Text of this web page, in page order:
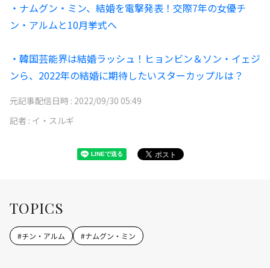
・ナムグン・ミン、結婚を電撃発表！交際7年の女優チ
ン・アルムと10月挙式へ
・韓国芸能界は結婚ラッシュ！ヒョンビン＆ソン・イェジ
ンら、2022年の結婚に期待したいスターカップルは？
元記事配信日時 : 2022/09/30 05:49
記者 : イ・スルギ
TOPICS
#チン・アルム #ナムグン・ミン